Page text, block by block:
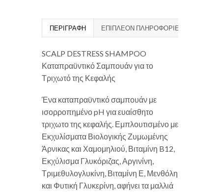
ΠΕΡΙΓΡΑΦΉ ΕΠΙΠΛΈΟΝ ΠΛΗΡΟΦΟΡΊΕΣ
SCALP DESTRESS SHAMPOO
Καταπραϋντικό Σαμπουάν για το
Τριχωτό της Κεφαλής
Ένα καταπραϋντικό σαμπουάν με
ισορροπημένο pH για ευαίσθητο
τριχωτο της κεφαλής. Εμπλουτισμένο με
Εκχυλίσματα Βιολογικής Ζυμωμένης
Άρνικας και Χαμομηλιού, Βιταμίνη B12,
Εκχύλισμα Γλυκόριζας, Αργινίνη,
Τριμεθυλογλυκίνη, Βιταμίνη Ε, Μενθόλη
και Φυτική Γλυκερίνη, αφήνει τα μαλλιά